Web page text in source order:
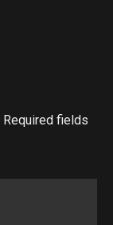
Required fields